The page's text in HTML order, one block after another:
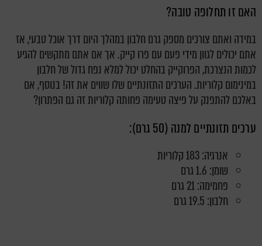
האם זו תחלופה טובה?
במידה ואתם צורכים מספק גרם חלבון במהלך היום דרך אוכל טבעי, אז
אתם יכולים לגוון מידי פעם עם פרו קייק. אך אם אתם מתקשים להגיע
לכמות הנצרכת, הפרוקייק בהחלט יכול למלא נפח גדול של חלבון
במינימום קלוריות. הערכים התזונתיים שלו שווים את זה! בנוסף, אם
באלכם להתפנק על פיצה טעימה פחותה קלוריות זה גם הפתרון?
ערכים תזונתיים למנה (50 גרם):
אנרגיה: 183 קלוריות
שומן: 1.6 גרם
פחמימה: 21 גרם
חלבון: 19.5 גרם